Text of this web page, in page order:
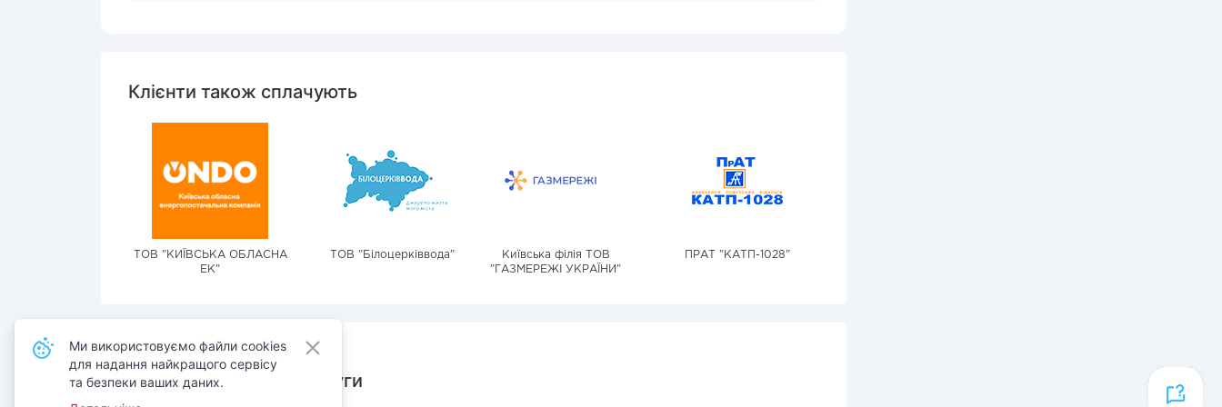
Клієнти також сплачують
ТОВ "КИЇВСЬКА ОБЛАСНА
ЕК"
ТОВ "Білоцерківвода"
Київська філія ТОВ
"ГАЗМЕРЕЖІ УКРАЇНИ"
ПРАТ "КАТП-1028"
Також сплачують послуги
Ми використовуємо файли cookies
для надання найкращого сервісу
та безпеки ваших даних.